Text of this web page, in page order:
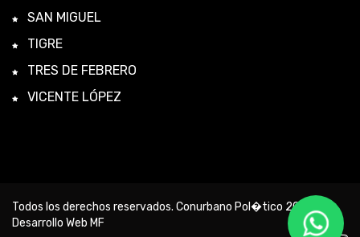
SAN MIGUEL
TIGRE
TRES DE FEBRERO
VICENTE LÓPEZ
Todos los derechos reservados. Conurbano Pol�tico 2026 -
Desarrollo Web MF